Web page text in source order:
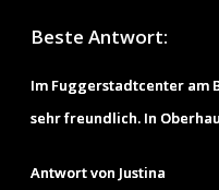
Beste Antwort:
Im Fuggerstadtcenter am
sehr freundlich. In
Antwort von Justina